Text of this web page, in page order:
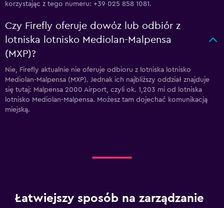
korzystając z tego numeru: +39 025 858 1081.
Czy Firefly oferuje dowóz lub odbiór z
lotniska lotnisko Mediolan-Malpensa
(MXP)?
Nie, Firefly aktualnie nie oferuje odbioru z lotniska lotnisko
Mediolan-Malpensa (MXP). Jednak ich najbliższy oddział znajduje
się tutaj: Malpensa 2000 Airport, czyli ok. 1,203 mi od lotniska
lotnisko Mediolan-Malpensa. Możesz tam dojechać komunikacją
miejską.
Łatwiejszy sposób na zarządzanie